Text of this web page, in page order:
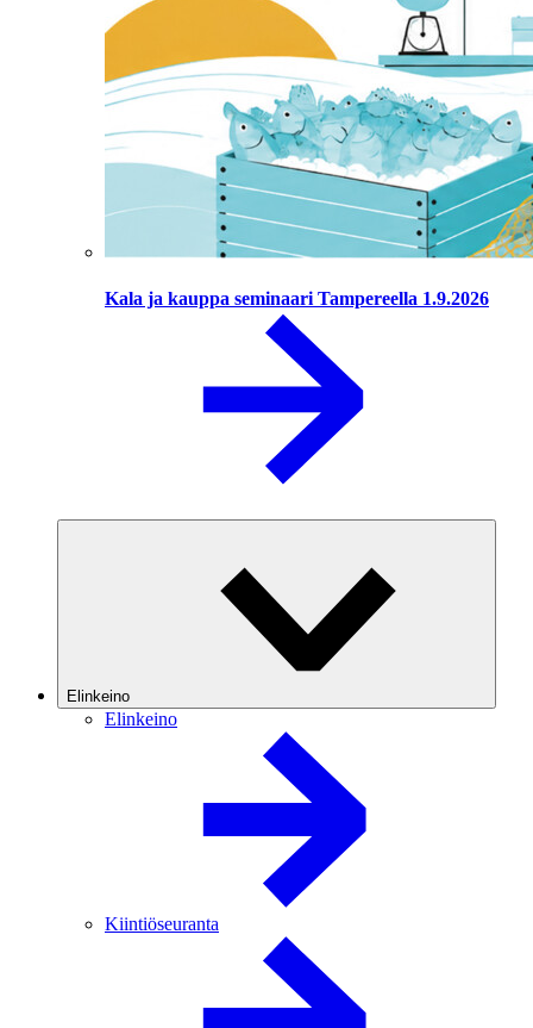
Kala ja kauppa seminaari Tampereella 1.9.2026
Elinkeino
Elinkeino
Kiintiöseuranta